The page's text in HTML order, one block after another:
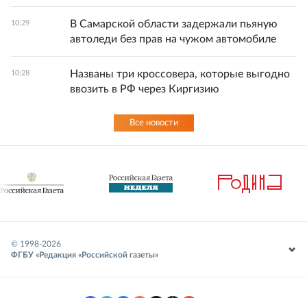
10:29
В Самарской области задержали пьяную
автоледи без прав на чужом автомобиле
10:28
Названы три кроссовера, которые выгодно
ввозить в РФ через Киргизию
Все новости
© 1998-2026
ФГБУ «Редакция «Российской газеты»